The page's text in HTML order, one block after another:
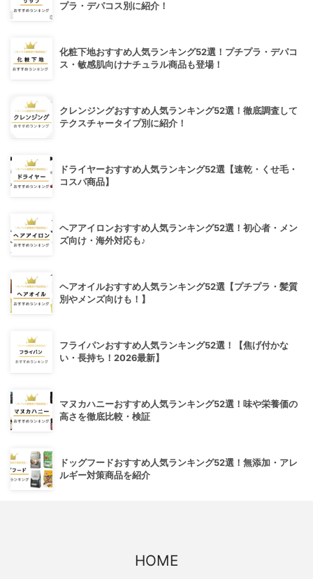
プラ・デパコス別に紹介！
化粧下地おすすめ人気ランキング52選！プチプラ・デパコ
ス・敏感肌向けナチュラル商品も登場！
クレンジングおすすめ人気ランキング52選！徹底調査して
テクスチャータイプ別に紹介！
ドライヤーおすすめ人気ランキング52選【速乾・くせ毛・
コスパ商品】
ヘアアイロンおすすめ人気ランキング52選！初心者・メン
ズ向け・海外対応も♪
ヘアオイルおすすめ人気ランキング52選【プチプラ・髪質
別やメンズ向けも！】
フライパンおすすめ人気ランキング52選！【焦げ付かな
い・長持ち！2026最新】
マヌカハニーおすすめ人気ランキング52選！味や栄養価の
高さを徹底比較・検証
ドッグフードおすすめ人気ランキング52選！無添加・アレ
ルギー対策商品を紹介
HOME